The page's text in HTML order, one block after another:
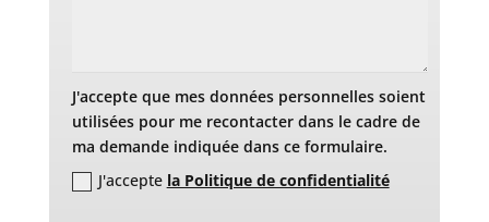
J'accepte que mes données personnelles soient
utilisées pour me recontacter dans le cadre de
ma demande indiquée dans ce formulaire.
J'accepte la Politique de confidentialité